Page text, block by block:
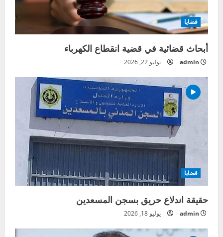
قضايا
أبحاث قضائية في قضية انقطاع الكهرباء
admin يوليو 22, 2026
قضايا
حقيقة اندلاع حريق بسجن المسعدين
admin يوليو 18, 2026